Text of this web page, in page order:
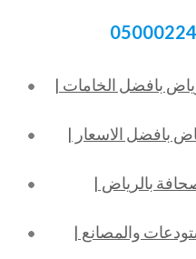
بافضل الخامات |
بافضل الاسعار |
بالرياض |
والمصانع |